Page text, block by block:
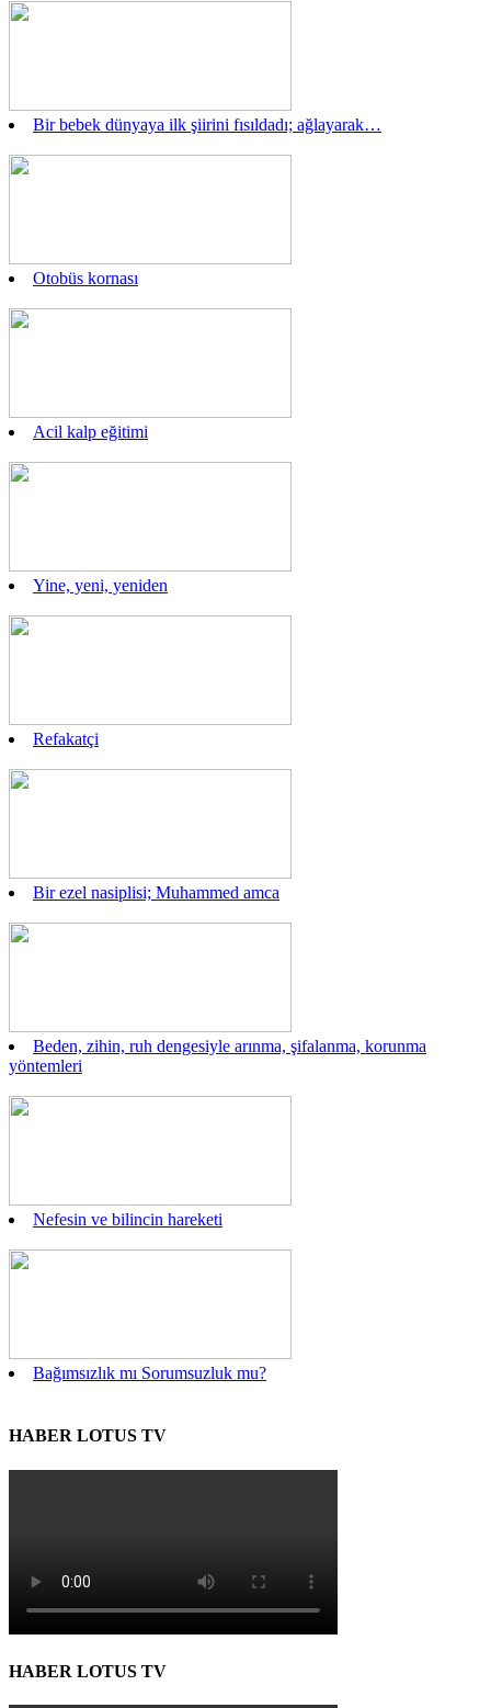
Bir bebek dünyaya ilk şiirini fısıldadı; ağlayarak…
Otobüs kornası
Acil kalp eğitimi
Yine, yeni, yeniden
Refakatçi
Bir ezel nasiplisi; Muhammed amca
Beden, zihin, ruh dengesiyle arınma, şifalanma, korunma
yöntemleri
Nefesin ve bilincin hareketi
Bağımsızlık mı Sorumsuzluk mu?
HABER LOTUS TV
HABER LOTUS TV